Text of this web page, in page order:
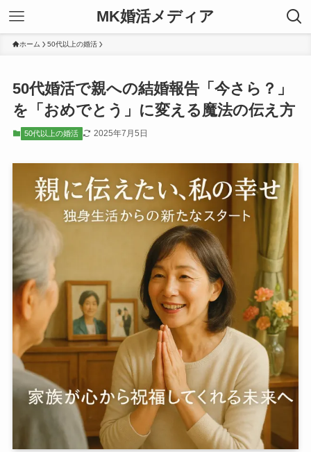
MK婚活メディア
ホーム 50代以上の婚活
50代婚活で親への結婚報告「今さら？」
を「おめでとう」に変える魔法の伝え方
50代以上の婚活 2025年7月5日